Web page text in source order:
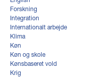
Forskning
Integration
Internationalt arbejde
Klima
Køn
Køn og skole
Kønsbaseret vold
Krig